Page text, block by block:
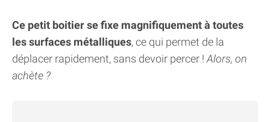
Ce petit boitier se fixe magnifiquement à toutes
les surfaces métalliques, ce qui permet de la
déplacer rapidement, sans devoir percer !Alors, on
achète ?